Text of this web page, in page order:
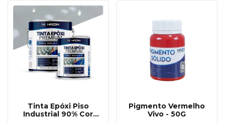
Tinta Epóxi Piso
Industrial 90% Cor
Pigmento Vermelho
Vivo - 50G